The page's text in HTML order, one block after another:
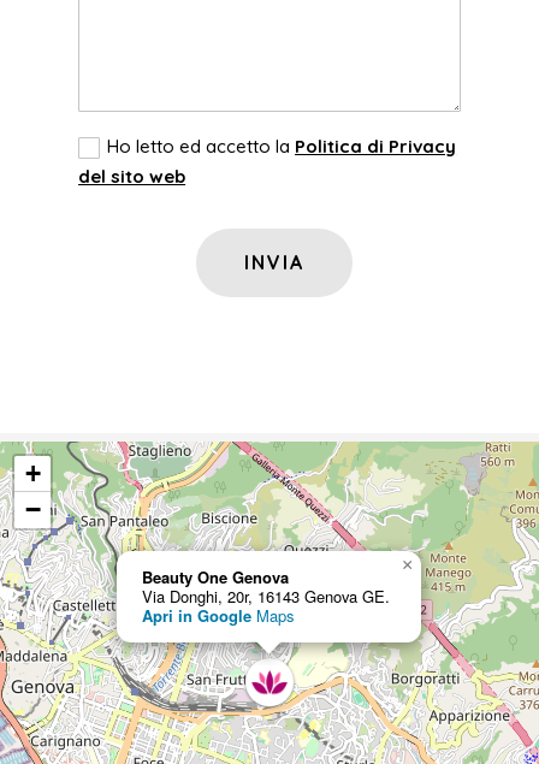
Ho letto ed accetto la Politica di Privacy
del sito web
INVIA
Beauty One Genova
Via Donghi, 20r, 16143 Genova GE.
Apri in Google Maps
×
+
−